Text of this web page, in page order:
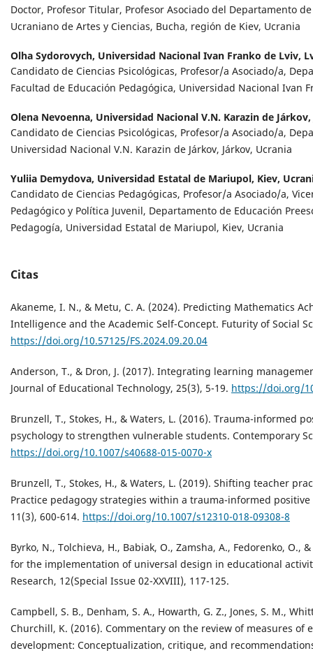
Doctor, Profesor Titular, Profesor Asociado del Departamento
Ucraniano de Artes y Ciencias, Bucha, región de Kiev, Ucrania
Olha Sydorovych, Universidad Nacional Ivan Franko de Lviv,
Candidato de Ciencias Psicológicas, Profesor/a Asociado/a,
Facultad de Educación Pedagógica, Universidad Nacional Ivan
Olena Nevoenna, Universidad Nacional V.N. Karazin de
Candidato de Ciencias Psicológicas, Profesor/a Asociado/a,
Universidad Nacional V.N. Karazin de Járkov, Járkov, Ucrania
Yuliia Demydova, Universidad Estatal de Mariupol, Kiev,
Candidato de Ciencias Pedagógicas, Profesor/a Asociado/a,
Pedagógico y Política Juvenil, Departamento de Educación
Pedagogía, Universidad Estatal de Mariupol, Kiev, Ucrania
Citas
Akaneme, I. N., & Metu, C. A. (2024). Predicting Mathematics
Intelligence and the Academic Self-Concept. Futurity of Social
https://doi.org/10.57125/FS.2024.09.20.04
Anderson, T., & Dron, J. (2017). Integrating learning
Journal of Educational Technology, 25(3), 5-19. https://doi.org/
Brunzell, T., Stokes, H., & Waters, L. (2016). Trauma-informed
psychology to strengthen vulnerable students. Contemporary
https://doi.org/10.1007/s40688-015-0070-x
Brunzell, T., Stokes, H., & Waters, L. (2019). Shifting teacher
Practice pedagogy strategies within a trauma-informed
11(3), 600-614. https://doi.org/10.1007/s12310-018-09308-8
Byrko, N., Tolchieva, H., Babiak, O., Zamsha, A., Fedorenko, O.,
for the implementation of universal design in educational
Research, 12(Special Issue 02-XXVIII), 117-125.
Campbell, S. B., Denham, S. A., Howarth, G. Z., Jones, S. M.,
Churchill, K. (2016). Commentary on the review of measures of
development: Conceptualization, critique, and